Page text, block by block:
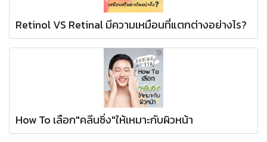
Retinol VS Retinal มีความเหมือนที่แตกต่างอย่างไร?
How To เลือก"คลีนซิ่ง"ให้เหมาะกับผิวหน้า